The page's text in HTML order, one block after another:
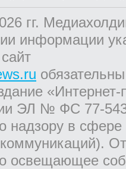
гг.
информации
ЭЛ № ФС 77-
надзору в
освещающее